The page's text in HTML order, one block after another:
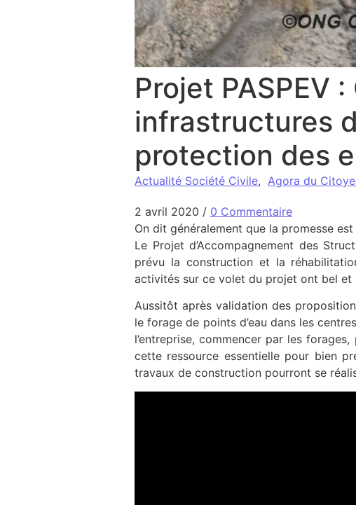
Projet PASPEV
infrastructures
protection des
Actualité Société Civile, Agora du
2 avril 2020 / 0 Commentaire
On dit généralement que la promesse
Le Projet d’Accompagnement des
prévu la construction et la
activités sur ce volet du projet ont bel et
Aussitôt après validation des
le forage de points d’eau dans les
l’entreprise, commencer par les
cette ressource essentielle pour bien
travaux de construction pourront se